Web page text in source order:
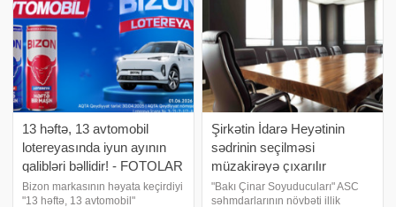
13 həftə, 13 avtomobil
lotereyasında iyun ayının
qalibləri bəllidir! - FOTOLAR
Bizon markasının həyata keçirdiyi
"13 həftə, 13 avtomobil"
Şirkətin İdarə Heyətinin
sədrinin seçilməsi
müzakirəyə çıxarılır
"Bakı Çinar Soyuducuları" ASC
səhmdarlarının növbəti illik